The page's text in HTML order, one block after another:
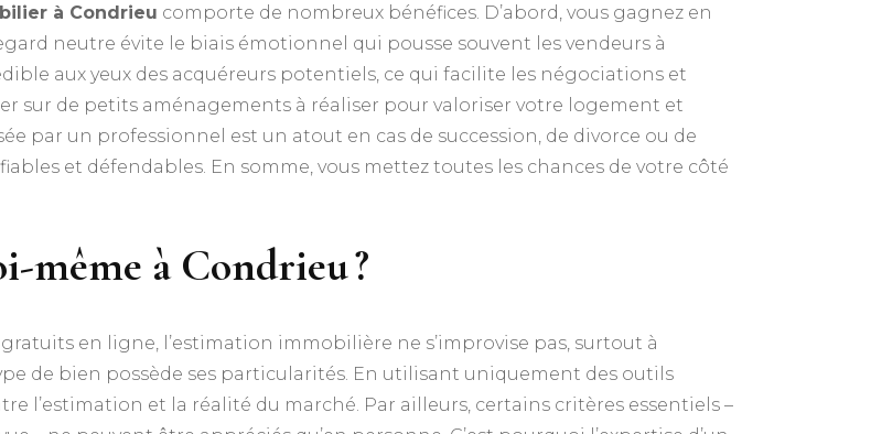
à Condrieu comporte de nombreux bénéfices. D’abord, vous gagnez en
neutre évite le biais émotionnel qui pousse souvent les vendeurs à
aux yeux des acquéreurs potentiels, ce qui facilite les négociations et
sur de petits aménagements à réaliser pour valoriser votre logement et
par un professionnel est un atout en cas de succession, de divorce ou de
et défendables. En somme, vous mettez toutes les chances de votre côté
même à Condrieu ?
en ligne, l’estimation immobilière ne s’improvise pas, surtout à
de bien possède ses particularités. En utilisant uniquement des outils
l’estimation et la réalité du marché. Par ailleurs, certains critères essentiels –